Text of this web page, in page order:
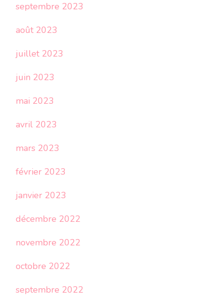
septembre 2023
août 2023
juillet 2023
juin 2023
mai 2023
avril 2023
mars 2023
février 2023
janvier 2023
décembre 2022
novembre 2022
octobre 2022
septembre 2022